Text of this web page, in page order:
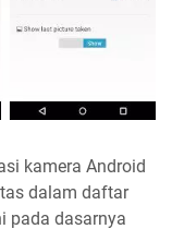
kamera Android
dalam daftar
pada dasarnya